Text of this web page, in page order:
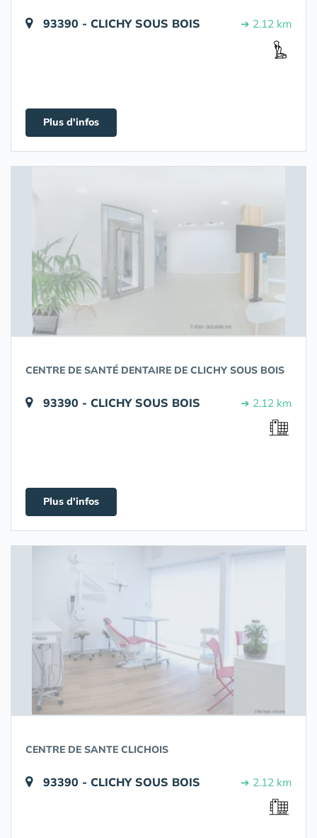
93390 - CLICHY SOUS BOIS ➔ 2.12 km
Plus d'infos
CENTRE DE SANTÉ DENTAIRE DE CLICHY SOUS BOIS
93390 - CLICHY SOUS BOIS ➔ 2.12 km
Plus d'infos
CENTRE DE SANTE CLICHOIS
93390 - CLICHY SOUS BOIS ➔ 2.12 km